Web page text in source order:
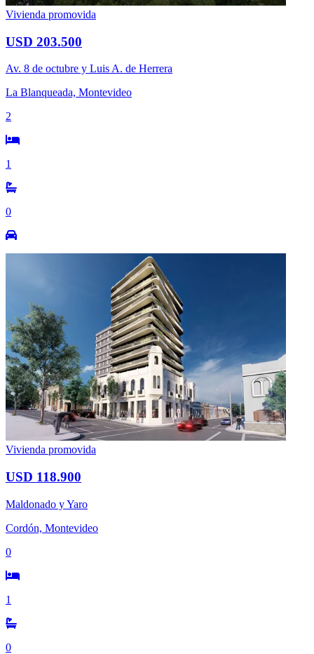
Vivienda promovida
USD 203.500
Av. 8 de octubre y Luis A. de Herrera
La Blanqueada, Montevideo
2
1
0
Vivienda promovida
USD 118.900
Maldonado y Yaro
Cordón, Montevideo
0
1
0